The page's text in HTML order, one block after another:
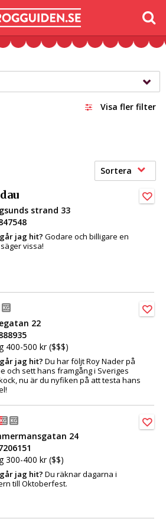
Visa fler filter
Sortera
strand 33
jag hit? Godare och billigare en
vissa!
22
400-500 kr ($$$)
jag hit? Du har följt Roy Nader på
och sett hans framgång i Sveriges
nu är du nyfiken på att testa hans
24
300-400 kr ($$)
jag hit? Du räknar dagarna i
till Oktoberfest.